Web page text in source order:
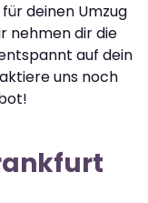
deinen Umzug
nehmen dir die
auf dein
uns noch